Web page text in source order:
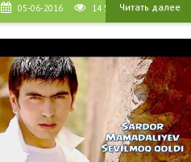
05-06-2016 14 568 Читать далее